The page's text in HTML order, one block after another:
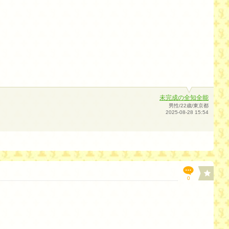
未完成の全知全能
男性/22歳/東京都
2025-08-28 15:54
0